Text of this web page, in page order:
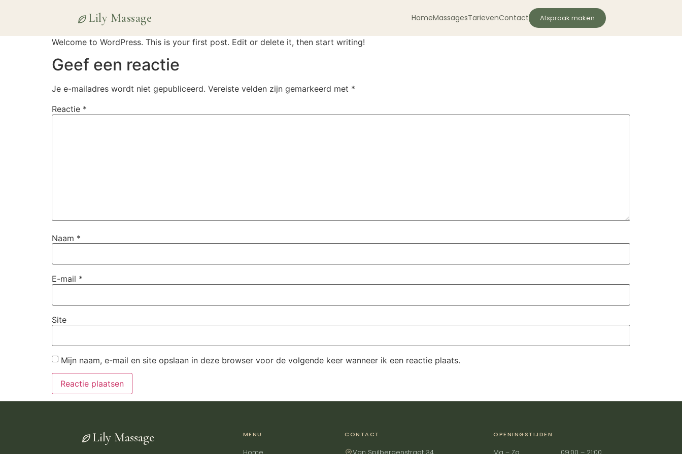
Lily Massage HomeMassagesTarievenContact Afspraak maken
Welcome to WordPress. This is your first post. Edit or delete it, then start writing!
Geef een reactie
Je e-mailadres wordt niet gepubliceerd. Vereiste velden zijn gemarkeerd met *
Reactie *
Naam *
E-mail *
Site
Mijn naam, e-mail en site opslaan in deze browser voor de volgende keer wanneer ik een reactie plaats.
Lily Massage MENU CONTACT OPENINGSTIJDEN